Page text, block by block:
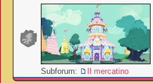
Subforum:
Il mercatino